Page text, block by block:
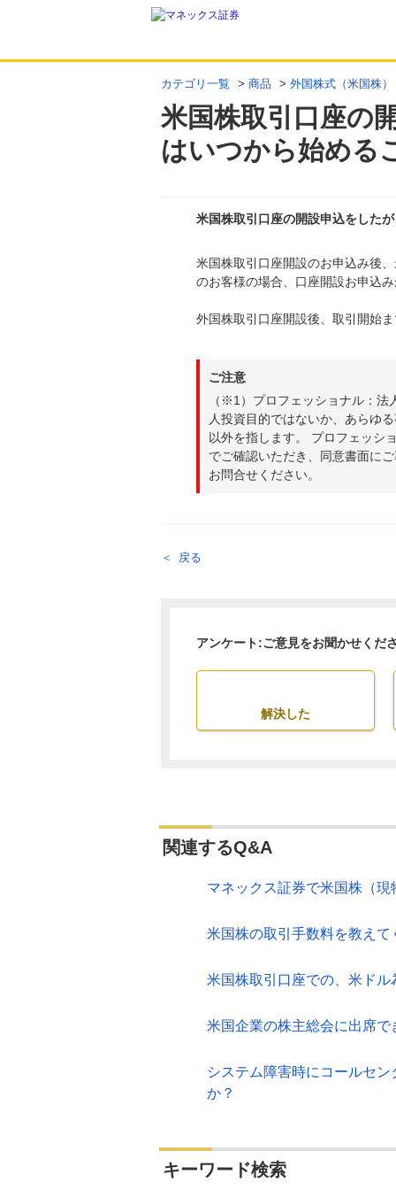
カテゴリ一覧 > 商品 > 外国株式（米国株）
米国株取引口座の
はいつから始める
米国株取引口座の開設申込をした
回答
米国株取引口座開設のお申込み後
のお客様の場合、口座開設お申込
外国株取引口座開設後、取引開始
ご注意
（※1）プロフェッショナル：
人投資目的ではないか、あらゆ
以外を指します。 プロフェッシ
でご確認いただき、同意書面に
お問合せください。
戻る
アンケート:ご意見をお聞かせくだ
解決した
関連するQ&A
マネックス証券で米国株（
米国株の取引手数料を教えて
米国株取引口座での、米ド
米国企業の株主総会に出席で
システム障害時にコールセ
か？
キーワード検索